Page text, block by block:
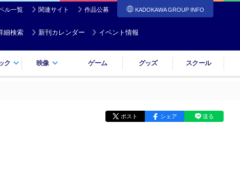
ル一覧 関連サイト 作品公募 KADOKAWA GROUP INFO
細検索 新刊カレンダー イベント情報
ク 映像 ゲーム グッズ スクール
ポスト シェア 送る